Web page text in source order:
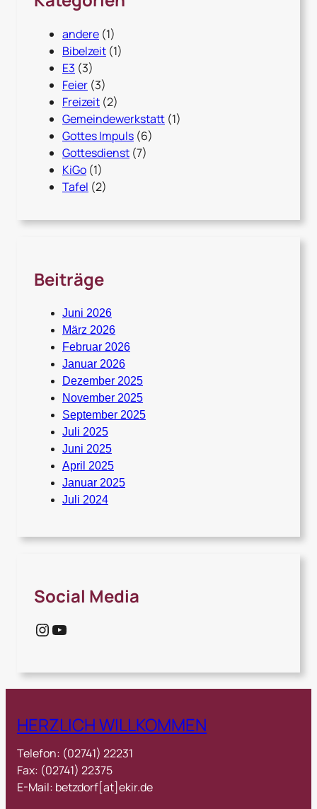
andere (1)
Bibelzeit (1)
E3 (3)
Feier (3)
Freizeit (2)
Gemeindewerkstatt (1)
Gottes Impuls (6)
Gottesdienst (7)
KiGo (1)
Tafel (2)
Beiträge
Juni 2026
März 2026
Februar 2026
Januar 2026
Dezember 2025
November 2025
September 2025
Juli 2025
Juni 2025
April 2025
Januar 2025
Juli 2024
Social Media
Instagram YouTube
HERZLICH WILLKOMMEN
Telefon: (02741) 22231
Fax: (02741) 22375
E-Mail: betzdorf[at]ekir.de